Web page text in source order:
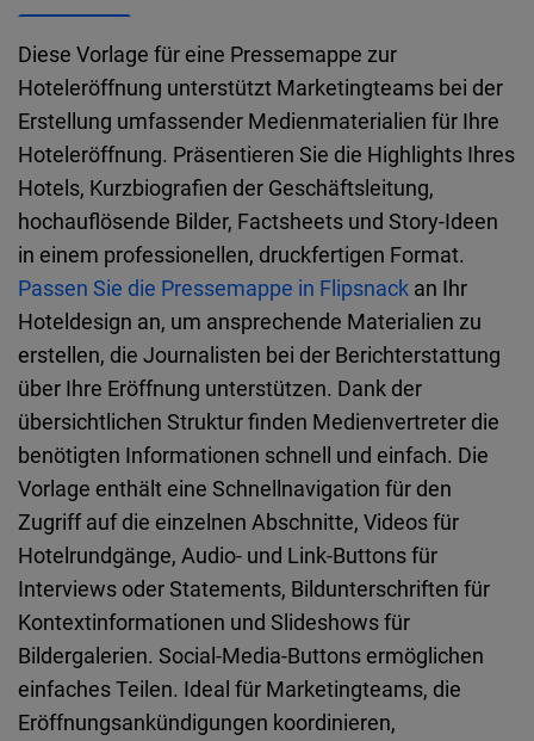
Diese Vorlage für eine Pressemappe zur
Hoteleröffnung unterstützt Marketingteams bei der
Erstellung umfassender Medienmaterialien für Ihre
Hoteleröffnung. Präsentieren Sie die Highlights Ihres
Hotels, Kurzbiografien der Geschäftsleitung,
hochauflösende Bilder, Factsheets und Story-Ideen
in einem professionellen, druckfertigen Format.
Passen Sie die Pressemappe in Flipsnack an Ihr
Hoteldesign an, um ansprechende Materialien zu
erstellen, die Journalisten bei der Berichterstattung
über Ihre Eröffnung unterstützen. Dank der
übersichtlichen Struktur finden Medienvertreter die
benötigten Informationen schnell und einfach. Die
Vorlage enthält eine Schnellnavigation für den
Zugriff auf die einzelnen Abschnitte, Videos für
Hotelrundgänge, Audio- und Link-Buttons für
Interviews oder Statements, Bildunterschriften für
Kontextinformationen und Slideshows für
Bildergalerien. Social-Media-Buttons ermöglichen
einfaches Teilen. Ideal für Marketingteams, die
Eröffnungsankündigungen koordinieren,